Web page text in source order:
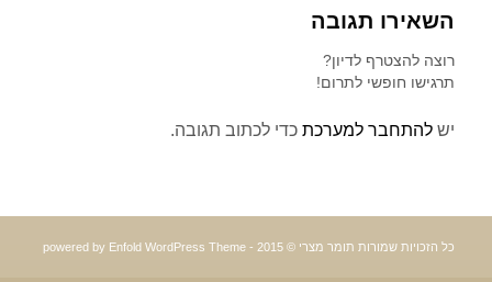
השאירו תגובה
רוצה להצטרף לדיון?
תרגישו חופשי לתרום!
יש להתחבר למערכתכדי לכתוב תגובה.
כל הזכויות שמורות תומר מצרי © 2015 - powered by Enfold WordPress Theme